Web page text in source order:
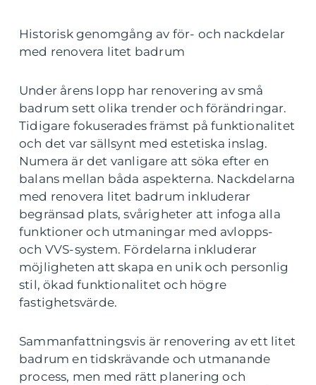
Historisk genomgång av för- och nackdelar
med renovera litet badrum
Under årens lopp har renovering av små
badrum sett olika trender och förändringar.
Tidigare fokuserades främst på funktionalitet
och det var sällsynt med estetiska inslag.
Numera är det vanligare att söka efter en
balans mellan båda aspekterna. Nackdelarna
med renovera litet badrum inkluderar
begränsad plats, svårigheter att infoga alla
funktioner och utmaningar med avlopps-
och VVS-system. Fördelarna inkluderar
möjligheten att skapa en unik och personlig
stil, ökad funktionalitet och högre
fastighetsvärde.
Sammanfattningsvis är renovering av ett litet
badrum en tidskrävande och utmanande
process, men med rätt planering och